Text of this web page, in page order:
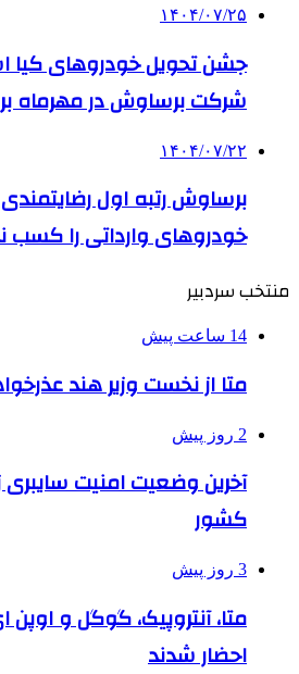
۱۴۰۴/۰۷/۲۵
جشن تحویل خودروهای کیا
شرکت برساوش در مهرماه
۱۴۰۴/۰۷/۲۲
برساوش رتبه اول
خودروهای وارداتی را کسب
منتخب سردبیر
14 ساعت پیش
متا از نخست وزیر هند
2 روز پیش
آخرین وضعیت امنیت
کشور
3 روز پیش
متا، آنتروپیک، گوگل و
احضار شدند